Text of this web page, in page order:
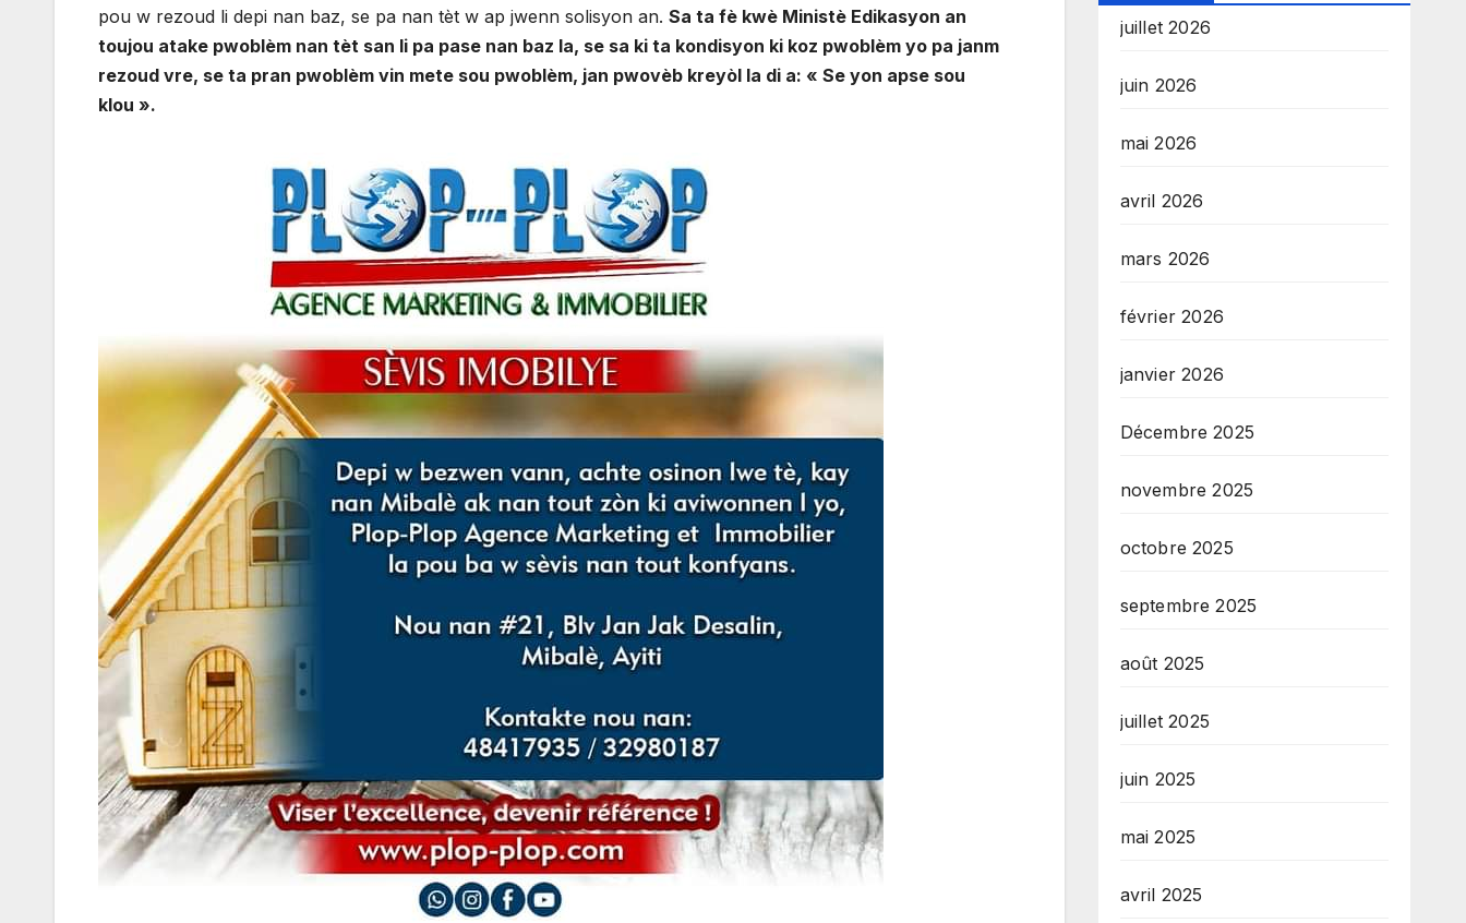
pou w rezoud li depi nan baz, se pa nan tèt w ap jwenn solisyon an. Sa ta fè kwè Ministè Edikasyon an
toujou atake pwoblèm nan tèt san li pa pase nan baz la, se sa ki ta kondisyon ki koz pwoblèm yo pa janm
rezoud vre, se ta pran pwoblèm vin mete sou pwoblèm, jan pwovèb kreyòl la di a: « Se yon apse sou
klou ».
juillet 2026
juin 2026
mai 2026
avril 2026
mars 2026
février 2026
janvier 2026
Décembre 2025
novembre 2025
octobre 2025
septembre 2025
août 2025
juillet 2025
juin 2025
mai 2025
avril 2025